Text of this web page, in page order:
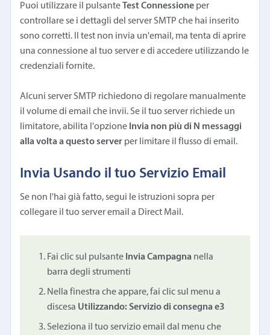
Puoi utilizzare il pulsanteTest Connessione per
controllare se i dettagli del server SMTP che hai inserito
sono corretti. Il test non invia un'email, ma tenta di aprire
una connessione al tuo server e di accedere utilizzando le
credenziali fornite.
Alcuni server SMTP richiedono di regolare manualmente
il volume di email che invii. Se il tuo server richiede un
limitatore, abilita l'opzione Invia non più di N messaggi
alla volta a questo server per limitare il flusso di email.
Invia Usando il tuo Servizio Email
Se non l'hai già fatto, segui le istruzioni sopra per
collegare il tuo server email a Direct Mail.
Fai clic sul pulsante Invia Campagna nella
barra degli strumenti
Nella finestra che appare, fai clic sul menu a
discesa Utilizzando: Servizio di consegna e3
Seleziona il tuo servizio email dal menu che